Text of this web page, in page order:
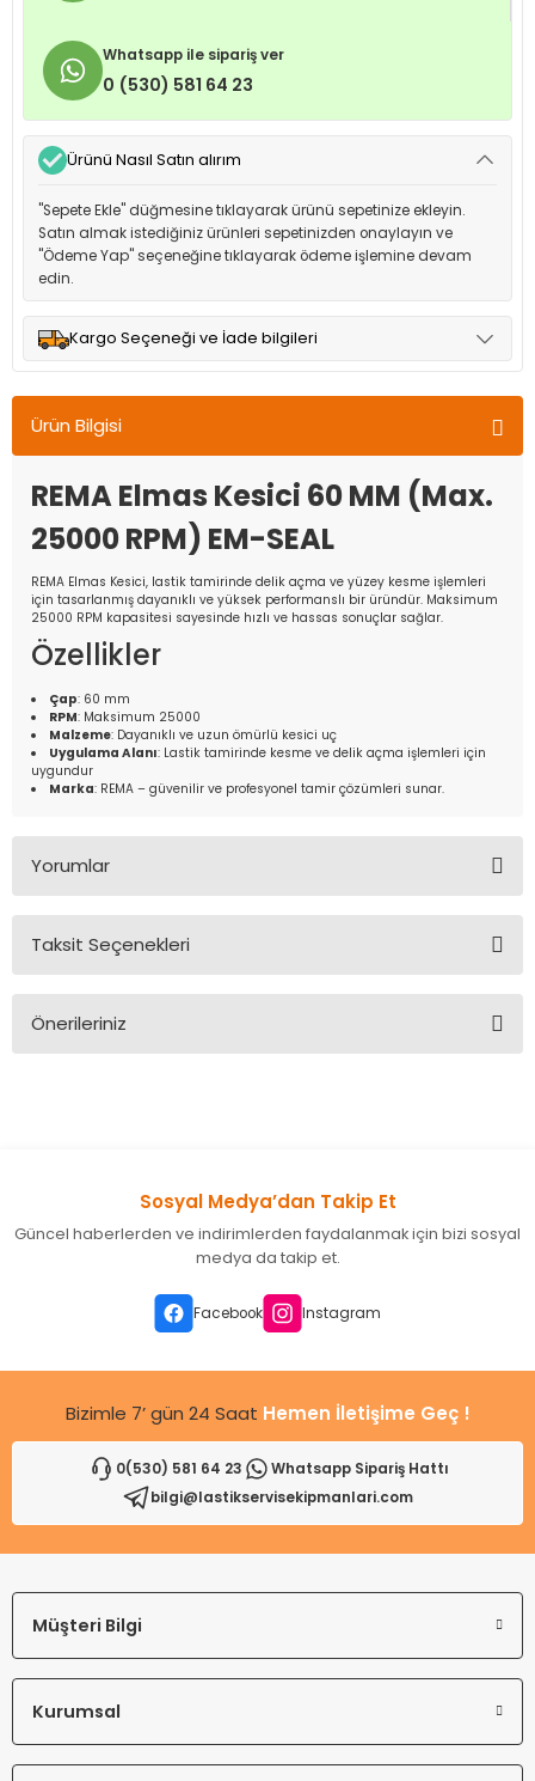
Whatsapp ile sipariş ver
0 (530) 581 64 23
Ürünü Nasıl Satın alırım
"Sepete Ekle" düğmesine tıklayarak ürünü sepetinize ekleyin.
Satın almak istediğiniz ürünleri sepetinizden onaylayın ve
"Ödeme Yap" seçeneğine tıklayarak ödeme işlemine devam
edin.
Kargo Seçeneği ve İade bilgileri
adresinize teslim edilir.
Ürün Bilgisi
REMA Elmas Kesici 60 MM (Max.
25000 RPM) EM-SEAL
REMA Elmas Kesici, lastik tamirinde delik açma ve yüzey kesme işlemleri
için tasarlanmış dayanıklı ve yüksek performanslı bir üründür. Maksimum
25000 RPM kapasitesi sayesinde hızlı ve hassas sonuçlar sağlar.
Özellikler
Çap: 60 mm
RPM: Maksimum 25000
Malzeme: Dayanıklı ve uzun ömürlü kesici uç
Uygulama Alanı: Lastik tamirinde kesme ve delik açma işlemleri için
uygundur
Marka: REMA – güvenilir ve profesyonel tamir çözümleri sunar.
Yorumlar
Taksit Seçenekleri
Önerileriniz
Ürün resmi kalitesiz, bozuk veya görüntülenemiyor.
Ürün açıklamasında eksik bilgiler bulunuyor.
Ürün fiyatı diğer sitelerden daha pahalı.
Gönder
Sosyal Medya’dan Takip Et
Güncel haberlerden ve indirimlerden faydalanmak için bizi sosyal
medya da takip et.
Facebook Instagram
Bizimle 7’ gün 24 Saat Hemen İletişime Geç !
0(530) 581 64 23
Whatsapp Sipariş Hattı
bilgi@lastikservisekipmanlari.com
Müşteri Bilgi
Kurumsal